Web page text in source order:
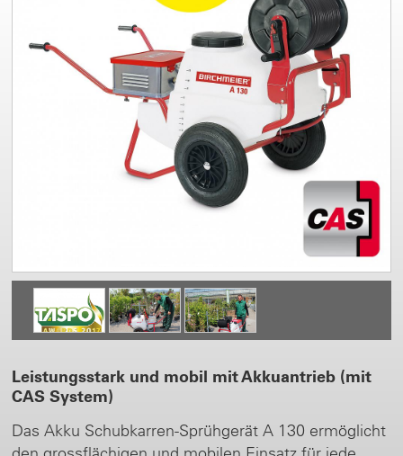
Leistungsstark und mobil mit Akkuantrieb (mit
CAS System)
Das Akku Schubkarren-Sprühgerät A 130 ermöglicht